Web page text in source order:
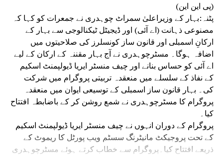
(پی این این)
پٹنہ:بہار کے وزیراعلیٰ سمراٹ چوہدری نے جمعرات کو کہا کہ
مصنوعی ذہانت (اے آئی) اور ڈیجیٹل ٹیکنالوجی سے بہار کے
ارکانِ اسمبلی اور قانون ساز کونسلرز کی صلاحیتوں میں
اضافہ ہوگا۔ مسٹرچوہدری نے آج بہار مقننہ کے ارکان کے لیے
اے آئی کو حساس بنانے اور چیف منسٹر ایریا ڈیولپمنٹ اسکیم
کے نفاذ کے سلسلے میں منعقدہ تربیتی پروگرام میں شرکت
کی۔ بہار قانون ساز اسمبلی کے توسیعی ایوان میں منعقدہ
پروگرام کا مسٹرچوہدری نے شمع روشن کر کے باضابطہ افتتاح
کیا۔
پروگرام کے دوران انہوں نے چیف منسٹر ایریا ڈیولپمنٹ اسکیم
کے تحت پروجیکٹ مانیٹرنگ سسٹم ویب پورٹل کا ریموٹ کے
ذریعے افتتاح کیا۔پروگرام سے خطاب کرتے ہوئے مسٹرچوہدری